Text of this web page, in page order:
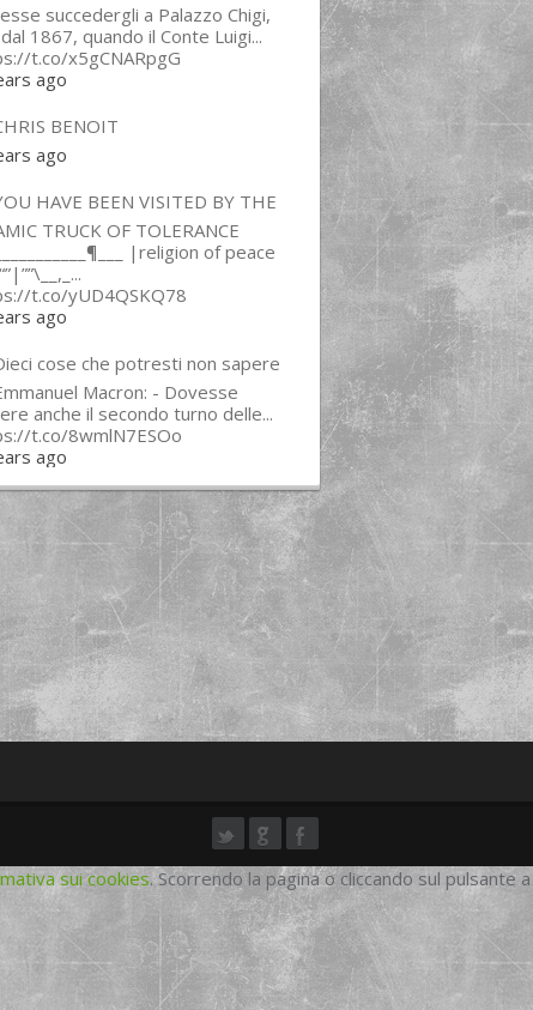
succedergli a Palazzo Chigi,
1867, quando il Conte Luigi...
t.co/x5gCNARpgG
ago
BENOIT
ago
HAVE BEEN VISITED BY THE
TRUCK OF TOLERANCE
|religion of peace
t.co/yUD4QSKQ78
ago
cose che potresti non sapere
Macron: - Dovesse
anche il secondo turno delle...
t.co/8wmlN7ESOo
ago
sui cookies. Scorrendo la pagina o cliccando sul pulsante a